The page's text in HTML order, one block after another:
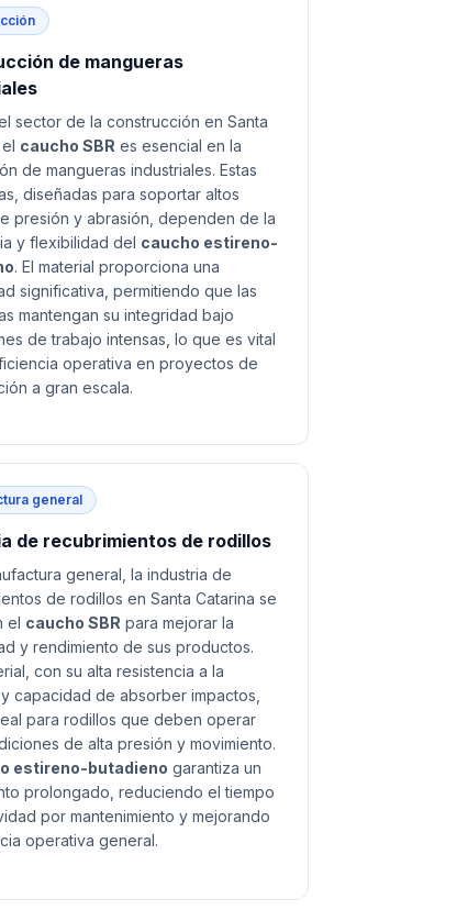
de mangueras
sector de la construcción en Santa
caucho SBR es esencial en la
de mangueras industriales. Estas
diseñadas para soportar altos
presión y abrasión, dependen de la
y flexibilidad del caucho estireno-
. El material proporciona una
significativa, permitiendo que las
mantengan su integridad bajo
de trabajo intensas, lo que es vital
operativa en proyectos de
a gran escala.
general
de recubrimientos de rodillos
general, la industria de
de rodillos en Santa Catarina se
el caucho SBR para mejorar la
y rendimiento de sus productos.
con su alta resistencia a la
capacidad de absorber impactos,
para rodillos que deben operar
de alta presión y movimiento.
estireno-butadieno garantiza un
prolongado, reduciendo el tiempo
por mantenimiento y mejorando
operativa general.